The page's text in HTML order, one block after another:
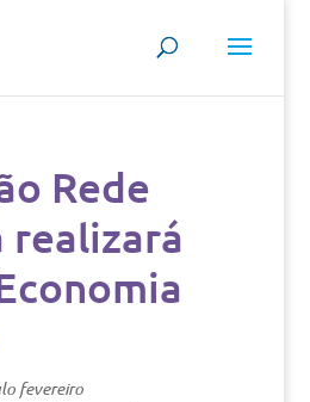
Rede
realizará
fevereiro